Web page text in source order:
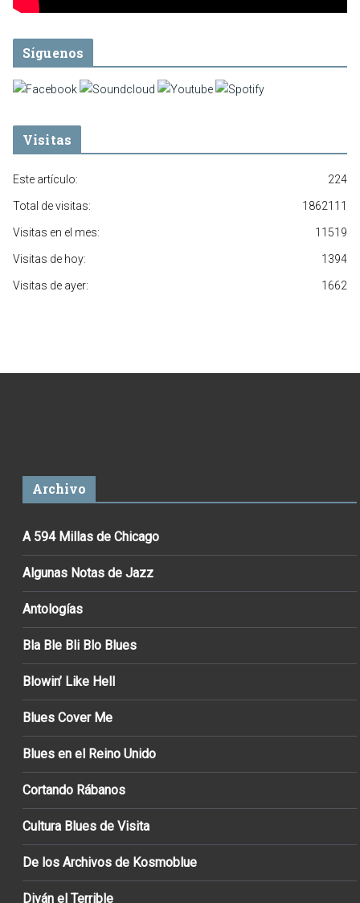
Síguenos
Visitas
224
Este artículo:
1862111
Total de visitas:
11519
Visitas en el mes:
1394
Visitas de hoy:
1662
Visitas de ayer:
Archivo
A 594 Millas de Chicago
Algunas Notas de Jazz
Antologías
Bla Ble Bli Blo Blues
Blowin’ Like Hell
Blues Cover Me
Blues en el Reino Unido
Cortando Rábanos
Cultura Blues de Visita
De los Archivos de Kosmoblue
Diván el Terrible